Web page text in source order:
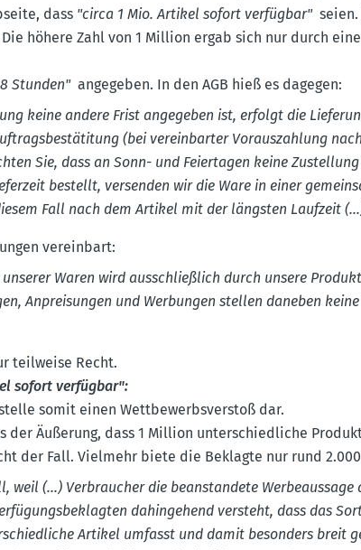
dass "circa 1 Mio. Artikel sofort verfügbar"
höhere Zahl von 1 Million ergab sich nur durch
Stunden" angegeben. In den AGB hieß es dagegen:
keine andere Frist angegeben ist, erfolgt die
(bei verein­barter Voraus­zahlung
Sie, dass an Sonn- und Feier­tagen keine
bestellt, versenden wir die Ware in einer
Fall nach dem Artikel mit der längsten Laufzeit
vereinbart:
Waren wird ausschlie­ßlich durch unsere
Anprei­sungen und Werbungen stellen daneben
teilweise Recht.
sofort verfügbar":
somit einen Wettbe­werbs­verstoß dar.
der Äußerung, dass 1 Million unter­schied­liche
der Fall. Vielmehr biete die Beklagte nur rund 2.000
weil (...) Verbraucher die beanstandete Werbe­aussage
dahin­gehend versteht, dass das
Artikel umfasst und damit besonders breit